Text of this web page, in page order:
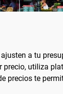
a tu
precio, utiliza
precios te